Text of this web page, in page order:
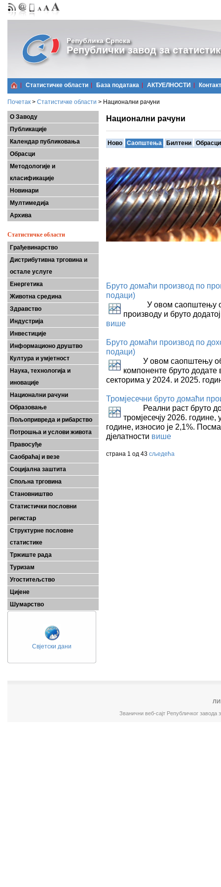
Република Српска
Републички завод за
Статистичке области Базa података АКТУЕЛНОСТИ Контакт
Почетак > Статистичке области > Национални рачуни
О Заводу
Публикације
Календар публиковања
Обрасци
Методологије и
класификације
Новинари
Мултимедија
Архива
Статистичке области
Грађевинарство
Дистрибутивна трговина и
остале услуге
Енергетика
Животна средина
Здравство
Индустрија
Инвестиције
Информационо друштво
Култура и умјетност
Наука, технологија и
иновације
Национални рачуни
Образовање
Пољопривреда и рибарство
Потрошња и услови живота
Правосуђе
Саобраћај и везе
Социјална заштита
Спољна трговина
Становништво
Статистички пословни
регистар
Структурне пословне
статистике
Тржиште рада
Туризам
Угоститељство
Цијене
Шумарство
Свјетски дани
Национални рачуни
Ново Саопштења Билтени Обрасци
Бруто домаћи производ по
подаци)
У овом саопштењу
производу и бруто
више
Бруто домаћи производ по
подаци)
У овом саопштењу
компоненте бруто додате
секторима у 2024. и 2025.
Тромјесечни бруто домаћи
Реални раст бруто
тромјесечју 2026.
године, износио је 2,1%.
дјелатности више
страна 1 од 43 сљедећа
Званични веб-сајт Републичког